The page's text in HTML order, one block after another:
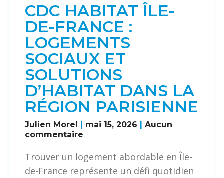
CDC HABITAT ÎLE-
DE-FRANCE :
LOGEMENTS
SOCIAUX ET
SOLUTIONS
D’HABITAT DANS LA
RÉGION PARISIENNE
Julien Morel mai 15, 2026
Aucun
commentaire
Trouver un logement abordable en Île-
de-France représente un défi quotidien